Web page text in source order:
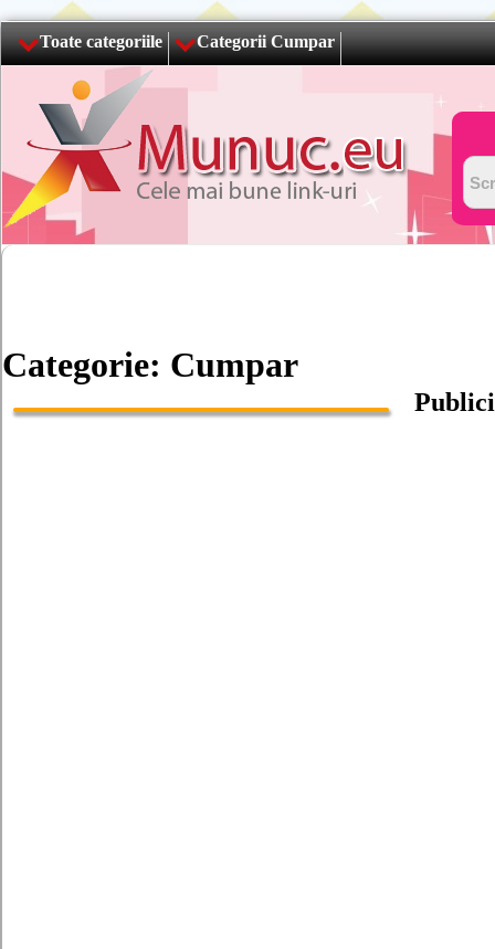
Toate categoriile Categorii Cumpar
Categorie: Cumpar